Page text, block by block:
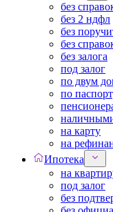
без
без 2 ндфл
без
без
без залога
под залог
по двум
по
на карту
на
Ипотека
на
под залог
без